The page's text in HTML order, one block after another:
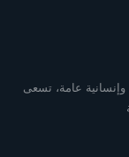
وإنسانية عامة، تسعى